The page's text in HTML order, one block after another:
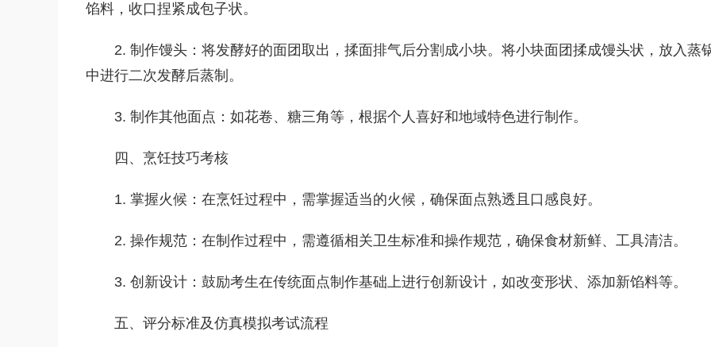
馅料，收口捏紧成包子状。
2. 制作馒头：将发酵好的面团取出，揉面排气后分割成小块。将小块面团揉成馒头状，放入蒸
中进行二次发酵后蒸制。
3. 制作其他面点：如花卷、糖三角等，根据个人喜好和地域特色进行制作。
四、烹饪技巧考核
1. 掌握火候：在烹饪过程中，需掌握适当的火候，确保面点熟透且口感良好。
2. 操作规范：在制作过程中，需遵循相关卫生标准和操作规范，确保食材新鲜、工具清洁。
3. 创新设计：鼓励考生在传统面点制作基础上进行创新设计，如改变形状、添加新馅料等。
五、评分标准及仿真模拟考试流程